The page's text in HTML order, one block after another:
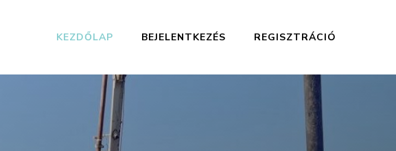
KEZDŐLAP BEJELENTKEZÉS REGISZTRÁCIÓ